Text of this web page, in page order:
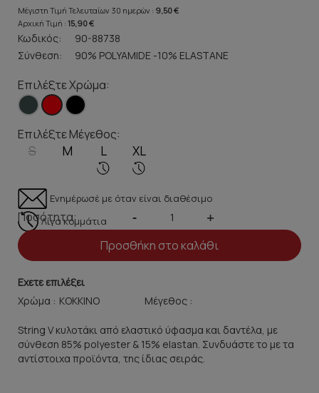
Μέγιστη Τιμή Τελευταίων 30 ημερών : 9,50 €
Αρχική Τιμή : 15,90 €
Κωδικός:
90-88738
Σύνθεση:
90% POLYAMIDE -10% ELASTANE
Επιλέξτε Χρώμα:
Επιλέξτε Μέγεθος:
S M L XL
Ενημέρωσέ με όταν είναι διαθέσιμο
Λίγα κομμάτια
Ποσότητα: - +
Προσθήκη στο καλάθι
Εχετε επιλέξει
Χρώμα :
Μέγεθος :
String V κυλοτάκι από ελαστικό ύφασμα και δαντέλα, με
σύνθεση 85% polyester & 15% elastan. Συνδυάστε το με τα
αντίστοιχα προϊόντα, της ίδιας σειράς.